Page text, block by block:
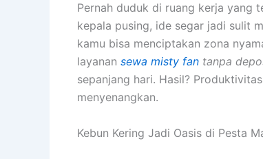
Pernah duduk di ruang kerja yang
kepala pusing, ide segar jadi sulit
kamu bisa menciptakan zona
layanan sewa misty fan tanpa
sepanjang hari. Hasil?
menyenangkan.
Kebun Kering Jadi Oasis di Pesta